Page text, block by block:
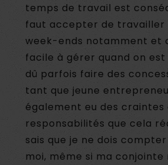
temps de travail est
faut accepter de travailler
week-ends notamment et
facile à gérer quand on est
dû parfois faire des
tant que jeune
également eu des craintes
responsabilités que cela
sais que je ne dois
moi, même si ma conjointe